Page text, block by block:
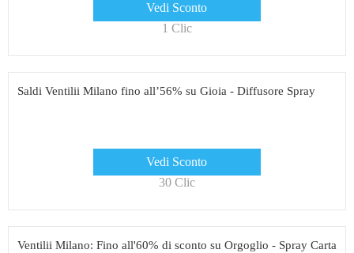
Vedi Sconto
1 Clic
Saldi Ventilii Milano fino all’56% su Gioia - Diffusore Spray
Vedi Sconto
30 Clic
Ventilii Milano: Fino all'60% di sconto su Orgoglio - Spray Carta